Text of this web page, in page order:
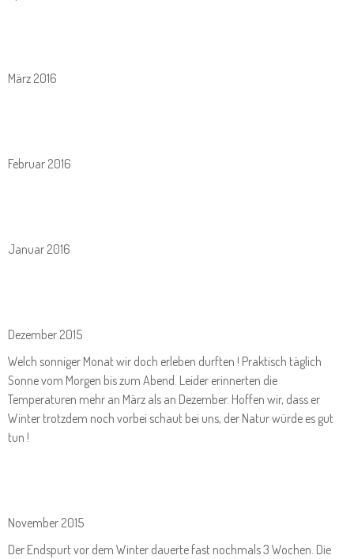
März 2016
Februar 2016
Januar 2016
Dezember 2015
Welch sonniger Monat wir doch erleben durften ! Praktisch täglich
Sonne vom Morgen bis zum Abend. Leider erinnerten die
Temperaturen mehr an März als an Dezember. Hoffen wir, dass er
Winter trotzdem noch vorbei schaut bei uns, der Natur würde es gut
tun !
November 2015
Der Endspurt vor dem Winter dauerte fast nochmals 3 Wochen. Die